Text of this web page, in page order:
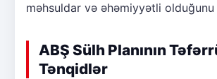
məhsuldar və əhəmiyyətli
ABŞ Sülh Planının
Tənqidlər